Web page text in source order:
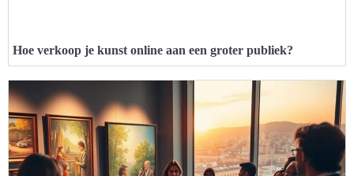
Hoe verkoop je kunst online aan een groter publiek?